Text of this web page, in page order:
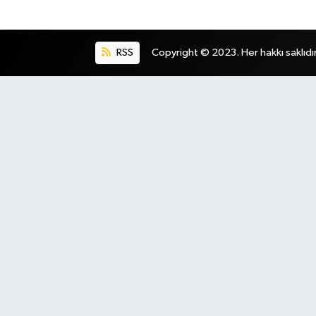
RSS Copyright © 2023. Her hakkı